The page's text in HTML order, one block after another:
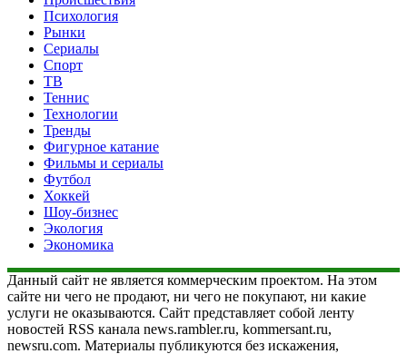
Психология
Рынки
Сериалы
Спорт
ТВ
Теннис
Технологии
Тренды
Фигурное катание
Фильмы и сериалы
Футбол
Хоккей
Шоу-бизнес
Экология
Экономика
Данный сайт не является коммерческим проектом. На этом
сайте ни чего не продают, ни чего не покупают, ни какие
услуги не оказываются. Сайт представляет собой ленту
новостей RSS канала news.rambler.ru, kommersant.ru,
newsru.com. Материалы публикуются без искажения,